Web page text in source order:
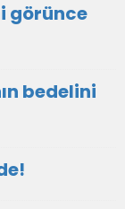
görünce
bedelini